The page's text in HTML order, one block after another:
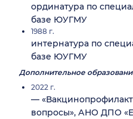
ординатура по
базе ЮУГМУ
1988 г.
интернатура по
базе ЮУГМУ
Дополнительное
2022 г.
—
вопросы», АНО ДПО